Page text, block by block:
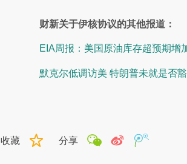
财新关于伊核协议的其他报道：
EIA周报：美国原油库存超预期增
默克尔低调访美 特朗普未就是否
收藏 分享